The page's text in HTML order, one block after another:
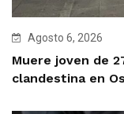
Agosto 6, 2026
Muere joven de
clandestina en